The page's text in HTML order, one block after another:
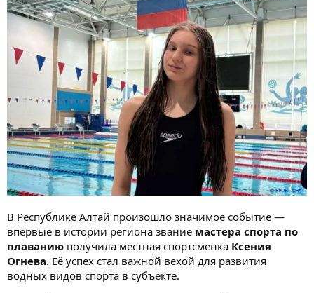
В Республике Алтай произошло значимое событие —
впервые в истории региона звание мастера спорта по
плаванию получила местная спортсменка Ксения
Огнева. Её успех стал важной вехой для развития
водных видов спорта в субъекте.